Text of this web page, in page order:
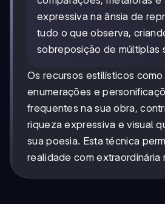
expressiva na ânsia de
tudo o que observa,
sobreposição de múltiplas
Os recursos estilísticos
enumerações e
frequentes na sua obra,
riqueza expressiva e visual
sua poesia. Esta técnica
realidade com extraordinária